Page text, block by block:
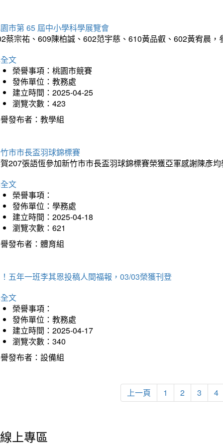
市第 65 屆中小學科學展覽會
蔡宗祐、609陳柏誠、602范宇慈、610黃品叡、602黃宥晨
文
榮譽事項：桃園市競賽
發佈單位：教務處
建立時間：2025-04-25
瀏覽次數：423
發布者：教學組
市市長盃羽球錦標賽
207張語恆參加新竹市市長盃羽球錦標賽榮獲亞軍感謝陳彥
文
榮譽事項：
發佈單位：學務處
建立時間：2025-04-18
瀏覽次數：621
發布者：體育組
五年一班李其恩投稿人間福報，03/03榮獲刊登
文
榮譽事項：
發佈單位：教務處
建立時間：2025-04-17
瀏覽次數：340
發布者：設備組
上一頁 1 2 3 4
線上專區